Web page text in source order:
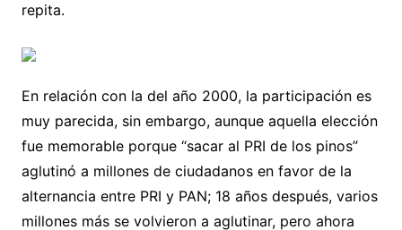
repita.
En relación con la del año 2000, la participación es
muy parecida, sin embargo, aunque aquella elección
fue memorable porque “sacar al PRI de los pinos”
aglutinó a millones de ciudadanos en favor de la
alternancia entre PRI y PAN; 18 años después, varios
millones más se volvieron a aglutinar, pero ahora